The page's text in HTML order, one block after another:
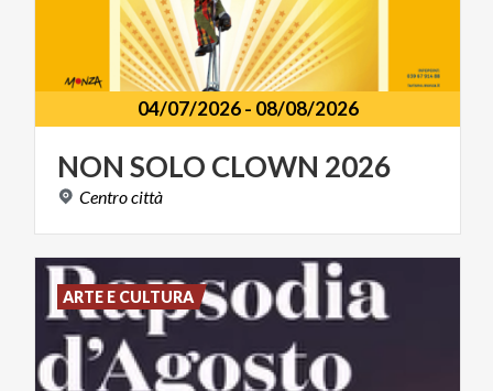
04/07/2026- 08/08/2026
NON SOLO CLOWN 2026
Centrocittà
ARTE E CULTURA